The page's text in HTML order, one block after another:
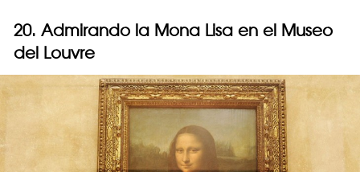
20. Admirando la Mona Lisa en el Museo
del Louvre